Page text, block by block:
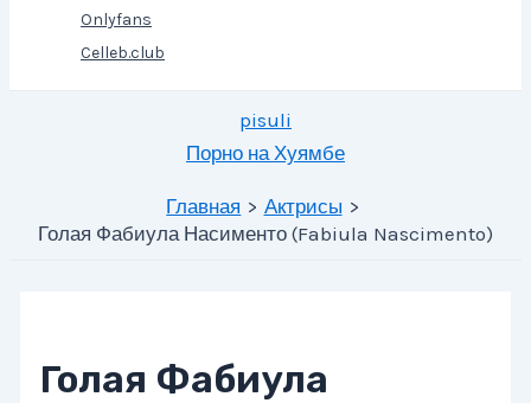
Onlyfans
Celleb.club
pisuli
Порно на Хуямбе
Главная
Актрисы
Голая Фабиула Насименто (Fabiula Nascimento)
Голая Фабиула